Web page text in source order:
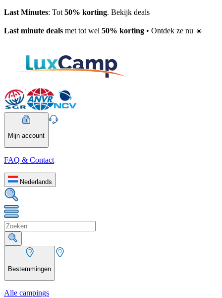
Last Minutes: Tot 50% korting. Bekijk deals
Last minute deals met tot wel 50% korting • Ontdek ze nu ☀️
Mijn account
FAQ & Contact
Nederlands
Bestemmingen
Alle campings